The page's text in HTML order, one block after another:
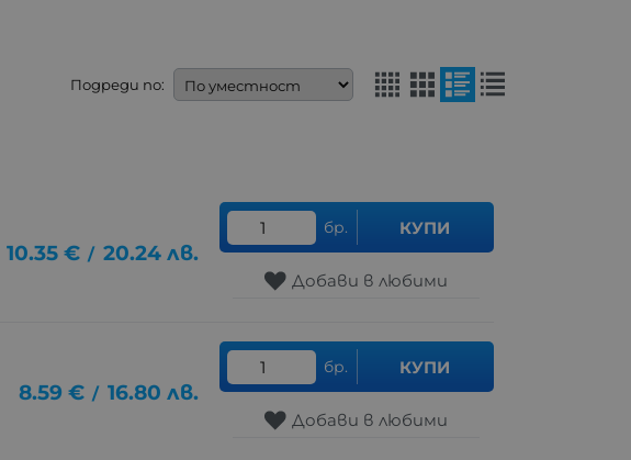
Подреди по:
10.35 € / 20.24 лв.
бр. КУПИ
Добави в любими
8.59 € / 16.80 лв.
бр. КУПИ
Добави в любими